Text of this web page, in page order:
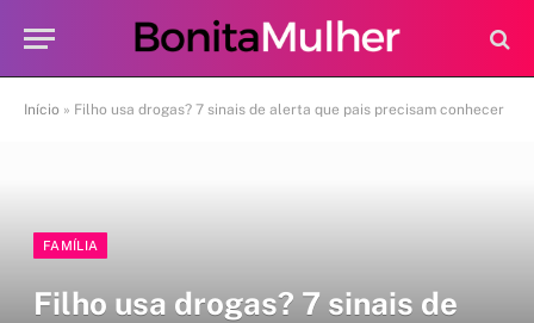
Início » Filho usa drogas? 7 sinais de alerta que pais precisam conhecer
FAMÍLIA
Filho usa drogas? 7 sinais de